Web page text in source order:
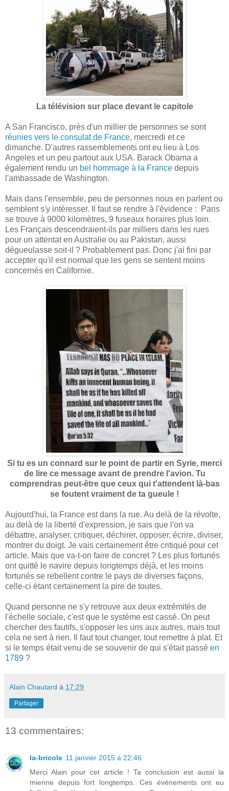
La télévision sur place devant le capitole
A San Francisco, près d'un millier de personnes se sont
réunies vers le consulat de France, mercredi et ce
dimanche. D'autres rassemblements ont eu lieu à Los
Angeles et un peu partout aux USA. Barack Obama a
également rendu un bel hommage à la France depuis
l'ambassade de Washington.
Mais dans l'ensemble, peu de personnes nous en parlent ou
semblent s'y intéresser. Il faut se rendre à l'évidence : Paris
se trouve à 9000 kilomètres, 9 fuseaux horaires plus loin.
Les Français descendraient-ils par milliers dans les rues
pour un attentat en Australie ou au Pakistan, aussi
dégueulasse soit-il ? Probablement pas. Donc j'ai fini par
accepter qu'il est normal que les gens se sentent moins
concernés en Californie.
Si tu es un connard sur le point de partir en Syrie, merci
de lire ce message avant de prendre l'avion. Tu
comprendras peut-être que ceux qui t'attendent là-bas
se foutent vraiment de ta gueule !
Aujourd'hui, la France est dans la rue. Au delà de la révolte,
au delà de la liberté d'expression, je sais que l'on va
débattre, analyser, critiquer, déchirer, opposer, écrire, diviser,
montrer du doigt. Je vais certainement être critiqué pour cet
article. Mais que va-t-on faire de concret ? Les plus fortunés
ont quitté le navire depuis longtemps déjà, et les moins
fortunés se rebellent contre le pays de diverses façons,
celle-ci étant certainement la pire de toutes.
Quand personne ne s'y retrouve aux deux extrémités de
l'échelle sociale, c'est que le système est cassé. On peut
chercher des fautifs, s'opposer les uns aux autres, mais tout
cela ne sert à rien. Il faut tout changer, tout remettre à plat. Et
si le temps était venu de se souvenir de qui s'était passé en
1789 ?
Alain Chautard à 17:29
Partager
13 commentaires:
la-bricole 11 janvier 2015 à 22:46
Merci Alain pour cet article ! Ta conclusion est aussi la
mienne depuis fort longtemps. Ces événements ont eu